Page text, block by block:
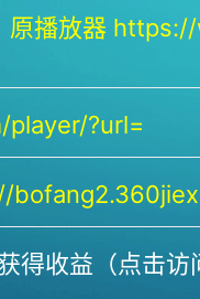
原播放器
?url=
得收益（点击